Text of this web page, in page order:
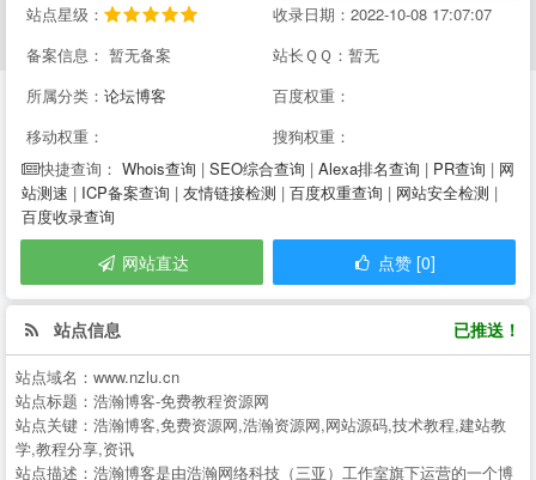
站点星级：
收录日期：2022-10-08 17:07:07
备案信息： 暂无备案
站长ＱＱ：暂无
所属分类： 论坛博客
百度权重：
移动权重：
搜狗权重：
快捷查询： Whois查询 | SEO综合查询 | Alexa排名查询 | PR查询 | 网
站测速 | ICP备案查询 | 友情链接检测 | 百度权重查询 | 网站安全检测 |
百度收录查询
网站直达 点赞 [0]
站点信息 已推送！
站点域名： www.nzlu.cn
站点标题： 浩瀚博客-免费教程资源网
站点关键： 浩瀚博客,免费资源网,浩瀚资源网,网站源码,技术教程,建站教
学,教程分享,资讯
站点描述： 浩瀚博客是由浩瀚网络科技（三亚）工作室旗下运营的一个博